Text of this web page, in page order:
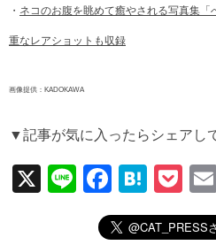
・ ネコのお腹を眺めて癒やされる写真集
重なレアショットも収録
画像提供：KADOKAWA
▼記事が気に入ったらシェアし
X
Li
F
a
c
H
at
e
P
o
ck